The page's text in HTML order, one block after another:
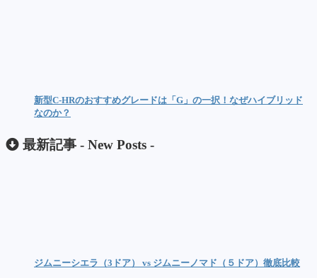
新型C-HRのおすすめグレードは「G」の一択！なぜハイブリッド
なのか？
最新記事 - New Posts -
ジムニーシエラ（3ドア） vs ジムニーノマド（５ドア）徹底比較